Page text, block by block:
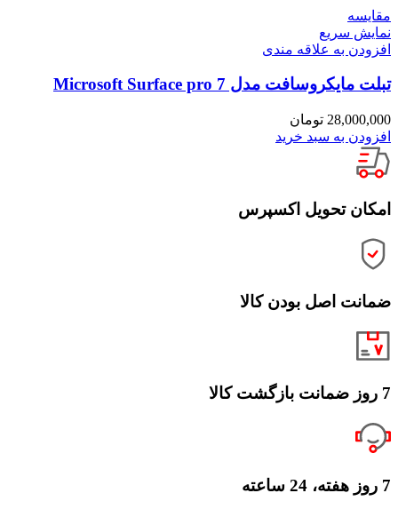
مقايسه
نمایش سریع
افزودن به علاقه مندی
تبلت مایکروسافت مدل Microsoft Surface pro 7
28,000,000 تومان
افزودن به سبد خرید
امکان تحویل اکسپرس
ضمانت اصل بودن کالا
7 روز ضمانت بازگشت کالا
7 روز هفته، 24 ساعته